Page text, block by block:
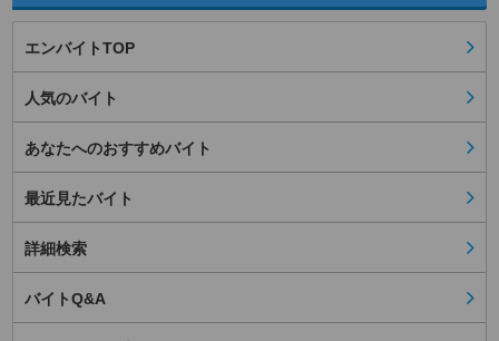
エンバイトTOP
人気のバイト
あなたへのおすすめバイト
最近見たバイト
詳細検索
バイトQ&A